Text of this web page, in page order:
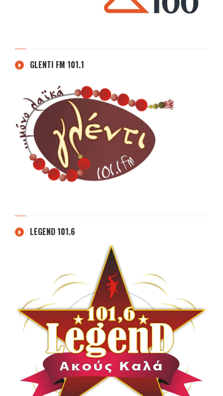
GLENTI FM 101.1
LEGEND 101.6